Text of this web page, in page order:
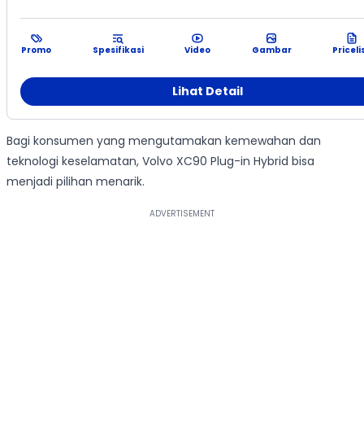
Promo Spesifikasi Video Gambar
Lihat Detail
Bagi konsumen yang mengutamakan kemewahan dan
teknologi keselamatan, Volvo XC90 Plug-in Hybrid bisa
menjadi pilihan menarik.